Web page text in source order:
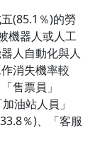
(85.1％)的勞
機器人或人工
人自動化與人
消失機率較
售票員」
油站人員」
％)、「客服